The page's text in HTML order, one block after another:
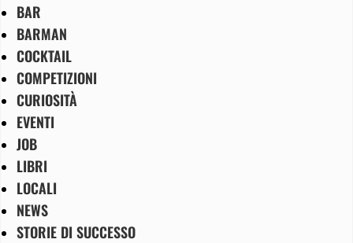
BAR
BARMAN
COCKTAIL
COMPETIZIONI
CURIOSITÀ
EVENTI
JOB
LIBRI
LOCALI
NEWS
STORIE DI SUCCESSO